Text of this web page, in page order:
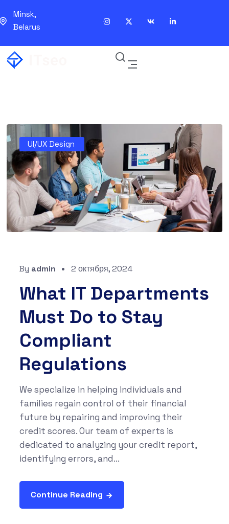
Minsk,
Belarus
UI/UX Design
By admin 2 октября, 2024
What IT Departments
Must Do to Stay
Compliant
Regulations
We specialize in helping individuals and
families regain control of their financial
future by repairing and improving their
credit scores. Our team of experts is
dedicated to analyzing your credit report,
identifying errors, and...
Continue Reading